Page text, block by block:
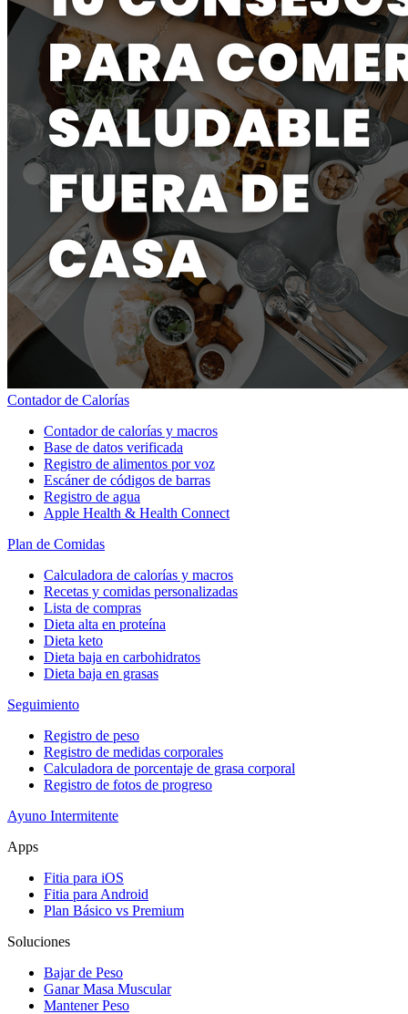
Contador de Calorías
Contador de calorías y macros
Base de datos verificada
Registro de alimentos por voz
Escáner de códigos de barras
Registro de agua
Apple Health & Health Connect
Plan de Comidas
Calculadora de calorías y macros
Recetas y comidas personalizadas
Lista de compras
Dieta alta en proteína
Dieta keto
Dieta baja en carbohidratos
Dieta baja en grasas
Seguimiento
Registro de peso
Registro de medidas corporales
Calculadora de porcentaje de grasa corporal
Registro de fotos de progreso
Ayuno Intermitente
Apps
Fitia para iOS
Fitia para Android
Plan Básico vs Premium
Soluciones
Bajar de Peso
Ganar Masa Muscular
Mantener Peso